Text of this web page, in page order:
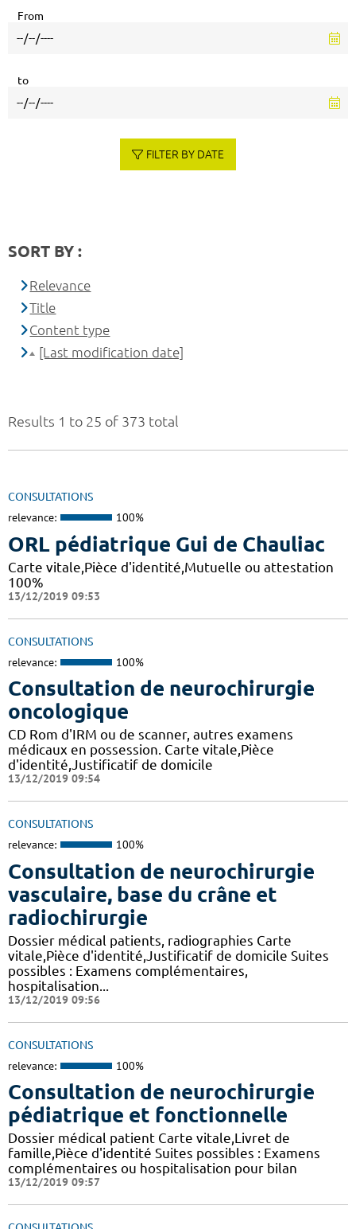
Results 1 to 25 of 373 total
CONSULTATIONS
relevance: 100%
ORL pédiatrique Gui de Chauliac
Carte vitale,Pièce d'identité,Mutuelle ou attestation
100%
13/12/2019 09:53
CONSULTATIONS
relevance: 100%
Consultation de neurochirurgie
oncologique
CD Rom d'IRM ou de scanner, autres examens
médicaux en possession. Carte vitale,Pièce
d'identité,Justificatif de domicile
13/12/2019 09:54
CONSULTATIONS
relevance: 100%
Consultation de neurochirurgie
vasculaire, base du crâne et
radiochirurgie
Dossier médical patients, radiographies Carte
vitale,Pièce d'identité,Justificatif de domicile Suites
possibles : Examens complémentaires,
hospitalisation...
13/12/2019 09:56
CONSULTATIONS
relevance: 100%
Consultation de neurochirurgie
pédiatrique et fonctionnelle
Dossier médical patient Carte vitale,Livret de
famille,Pièce d'identité Suites possibles : Examens
complémentaires ou hospitalisation pour bilan
13/12/2019 09:57
From
to
FILTER BY DATE
SORT BY :
Relevance
Title
Content type
[Last modification date]